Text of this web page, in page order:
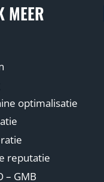
MEER
optimalisatie
reputatie
– GMB